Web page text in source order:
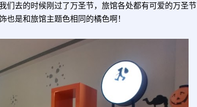
们去的时候刚过了万圣节，旅馆各处都有可爱的万圣节
也是和旅馆主题色相同的橘色啊！